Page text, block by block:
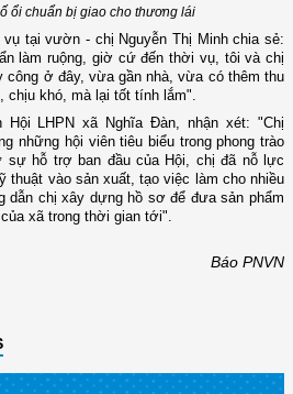
ổi chuẩn bị giao cho thương lái
tại vườn - chị Nguyễn Thị Minh chia sẻ:
làm ruộng, giờ cứ đến thời vụ, tôi và chị
công ở đây, vừa gần nhà, vừa có thêm thu
khó, mà lại tốt tính lắm".
Hội LHPN xã Nghĩa Đàn, nhận xét: "Chị
những hội viên tiêu biểu trong phong trào
sự hỗ trợ ban đầu của Hội, chị đã nỗ lực
thuật vào sản xuất, tạo việc làm cho nhiều
dẫn chị xây dựng hồ sơ để đưa sản phẩm
xã trong thời gian tới".
Báo PNVN